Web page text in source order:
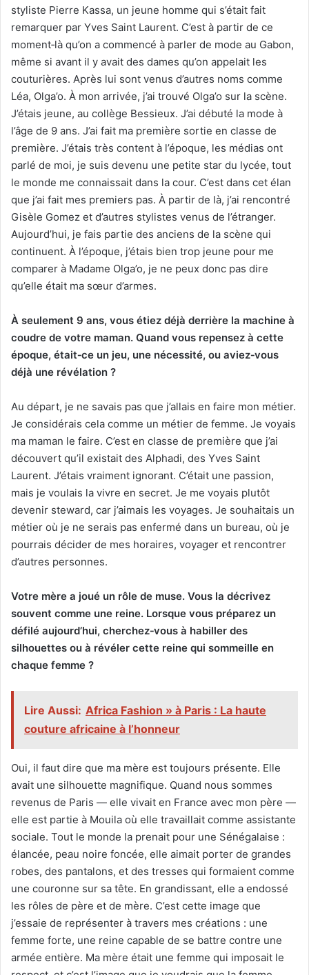
styliste Pierre Kassa, un jeune homme qui s’était fait
remarquer par Yves Saint Laurent. C’est à partir de ce
moment‑là qu’on a commencé à parler de mode au Gabon,
même si avant il y avait des dames qu’on appelait les
couturières. Après lui sont venus d’autres noms comme
Léa, Olga’o. À mon arrivée, j’ai trouvé Olga’o sur la scène.
J’étais jeune, au collège Bessieux. J’ai débuté la mode à
l’âge de 9 ans. J’ai fait ma première sortie en classe de
première. J’étais très content à l’époque, les médias ont
parlé de moi, je suis devenu une petite star du lycée, tout
le monde me connaissait dans la cour. C’est dans cet élan
que j’ai fait mes premiers pas. À partir de là, j’ai rencontré
Gisèle Gomez et d’autres stylistes venus de l’étranger.
Aujourd’hui, je fais partie des anciens de la scène qui
continuent. À l’époque, j’étais bien trop jeune pour me
comparer à Madame Olga’o, je ne peux donc pas dire
qu’elle était ma sœur d’armes.
À seulement 9 ans, vous étiez déjà derrière la machine à
coudre de votre maman. Quand vous repensez à cette
époque, était‑ce un jeu, une nécessité, ou aviez‑vous
déjà une révélation ?
Au départ, je ne savais pas que j’allais en faire mon métier.
Je considérais cela comme un métier de femme. Je voyais
ma maman le faire. C’est en classe de première que j’ai
découvert qu’il existait des Alphadi, des Yves Saint
Laurent. J’étais vraiment ignorant. C’était une passion,
mais je voulais la vivre en secret. Je me voyais plutôt
devenir steward, car j’aimais les voyages. Je souhaitais un
métier où je ne serais pas enfermé dans un bureau, où je
pourrais décider de mes horaires, voyager et rencontrer
d’autres personnes.
Votre mère a joué un rôle de muse. Vous la décrivez
souvent comme une reine. Lorsque vous préparez un
défilé aujourd’hui, cherchez‑vous à habiller des
silhouettes ou à révéler cette reine qui sommeille en
chaque femme ?
Lire Aussi: Africa Fashion » à Paris : La haute
couture africaine à l’honneur
Oui, il faut dire que ma mère est toujours présente. Elle
avait une silhouette magnifique. Quand nous sommes
revenus de Paris — elle vivait en France avec mon père —
elle est partie à Mouila où elle travaillait comme assistante
sociale. Tout le monde la prenait pour une Sénégalaise :
élancée, peau noire foncée, elle aimait porter de grandes
robes, des pantalons, et des tresses qui formaient comme
une couronne sur sa tête. En grandissant, elle a endossé
les rôles de père et de mère. C’est cette image que
j’essaie de représenter à travers mes créations : une
femme forte, une reine capable de se battre contre une
armée entière. Ma mère était une femme qui imposait le